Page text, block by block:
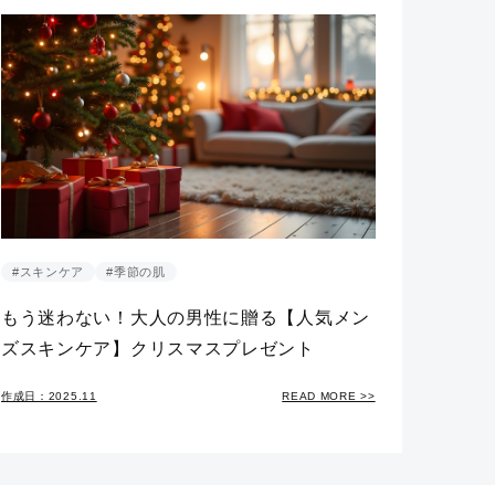
#スキンケア #季節の肌
もう迷わない！大人の男性に贈る【人気メン
ズスキンケア】クリスマスプレゼント
READ MORE >>
作成日：2025.11